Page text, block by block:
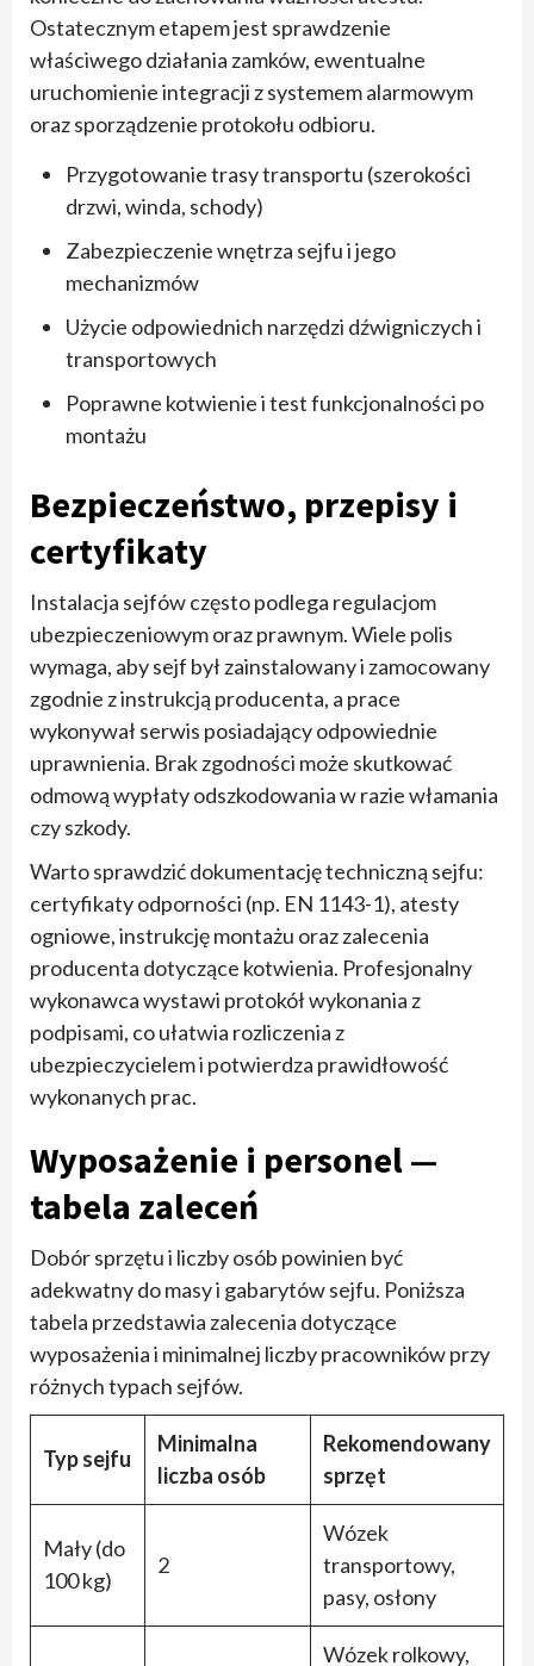
Ostatecznym etapem jest sprawdzenie
właściwego działania zamków, ewentualne
uruchomienie integracji z systemem alarmowym
oraz sporządzenie protokołu odbioru.
Przygotowanie trasy transportu (szerokości
drzwi, winda, schody)
Zabezpieczenie wnętrza sejfu i jego
mechanizmów
Użycie odpowiednich narzędzi dźwigniczych i
transportowych
Poprawne kotwienie i test funkcjonalności po
montażu
Bezpieczeństwo, przepisy i
certyfikaty
Instalacja sejfów często podlega regulacjom
ubezpieczeniowym oraz prawnym. Wiele polis
wymaga, aby sejf był zainstalowany i zamocowany
zgodnie z instrukcją producenta, a prace
wykonywał serwis posiadający odpowiednie
uprawnienia. Brak zgodności może skutkować
odmową wypłaty odszkodowania w razie włamania
czy szkody.
Warto sprawdzić dokumentację techniczną sejfu:
certyfikaty odporności (np. EN 1143-1), atesty
ogniowe, instrukcję montażu oraz zalecenia
producenta dotyczące kotwienia. Profesjonalny
wykonawca wystawi protokół wykonania z
podpisami, co ułatwia rozliczenia z
ubezpieczycielem i potwierdza prawidłowość
wykonanych prac.
Wyposażenie i personel —
tabela zaleceń
Dobór sprzętu i liczby osób powinien być
adekwatny do masy i gabarytów sejfu. Poniższa
tabela przedstawia zalecenia dotyczące
wyposażenia i minimalnej liczby pracowników przy
różnych typach sejfów.
Typ sejfu
Minimalna
liczba osób
Rekomendowany
sprzęt
Mały (do
100 kg)
2
Wózek
transportowy,
pasy, osłony
Wózek rolkowy,